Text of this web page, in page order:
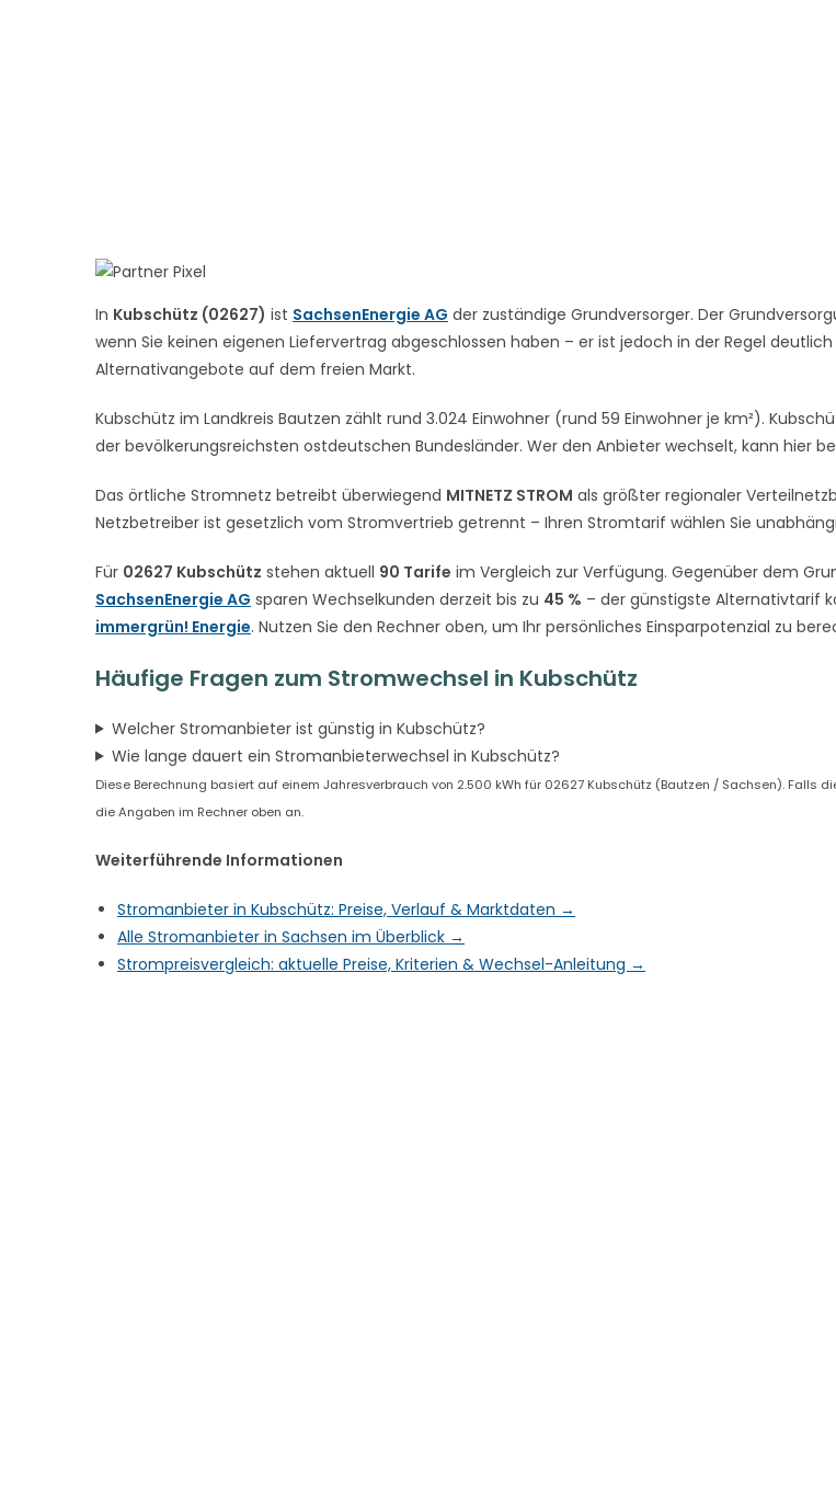
In Kubschütz (02627) ist SachsenEnergie AG der zuständige Grundversorger. Der
wenn Sie keinen eigenen Liefervertrag abgeschlossen haben – er ist jedoch in der Regel
Alternativangebote auf dem freien Markt.
Kubschütz im Landkreis Bautzen zählt rund 3.024 Einwohner (rund 59 Einwohner je km²).
der bevölkerungsreichsten ostdeutschen Bundesländer. Wer den Anbieter wechselt, kann hier
Das örtliche Stromnetz betreibt überwiegend MITNETZ STROM als größter regionaler
Netzbetreiber ist gesetzlich vom Stromvertrieb getrennt – Ihren Stromtarif wählen Sie
Für 02627 Kubschütz stehen aktuell 90 Tarife im Vergleich zur Verfügung. Gegenüber dem
SachsenEnergie AG sparen Wechselkunden derzeit bis zu 45 % – der günstigste Alternativtarif
immergrün! Energie. Nutzen Sie den Rechner oben, um Ihr persönliches Einsparpotenzial zu
Häufige Fragen zum Stromwechsel in Kubschütz
Welcher Stromanbieter ist günstig in Kubschütz?
Wie lange dauert ein Stromanbieterwechsel in Kubschütz?
Diese Berechnung basiert auf einem Jahresverbrauch von 2.500 kWh für 02627 Kubschütz (Bautzen / Sachsen). Falls
die Angaben im Rechner oben an.
Weiterführende Informationen
Stromanbieter in Kubschütz: Preise, Verlauf & Marktdaten →
Alle Stromanbieter in Sachsen im Überblick →
Strompreisvergleich: aktuelle Preise, Kriterien & Wechsel-Anleitung →